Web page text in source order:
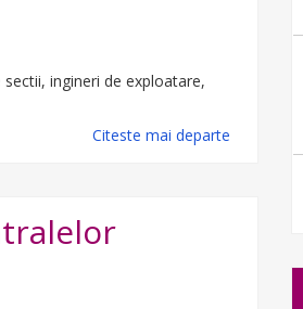
ingineri de exploatare,
Citeste mai departe